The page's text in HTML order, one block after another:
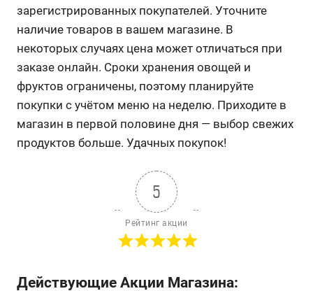
зарегистрированных покупателей. Уточните
наличие товаров в вашем магазине. В
некоторых случаях цена может отличаться при
заказе онлайн. Сроки хранения овощей и
фруктов ограничены, поэтому планируйте
покупки с учётом меню на неделю. Приходите в
магазин в первой половине дня — выбор свежих
продуктов больше. Удачных покупок!
5
Рейтинг акции
Действующие Акции Магазина: